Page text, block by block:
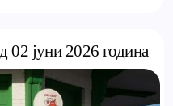
02 јуни 2026 година